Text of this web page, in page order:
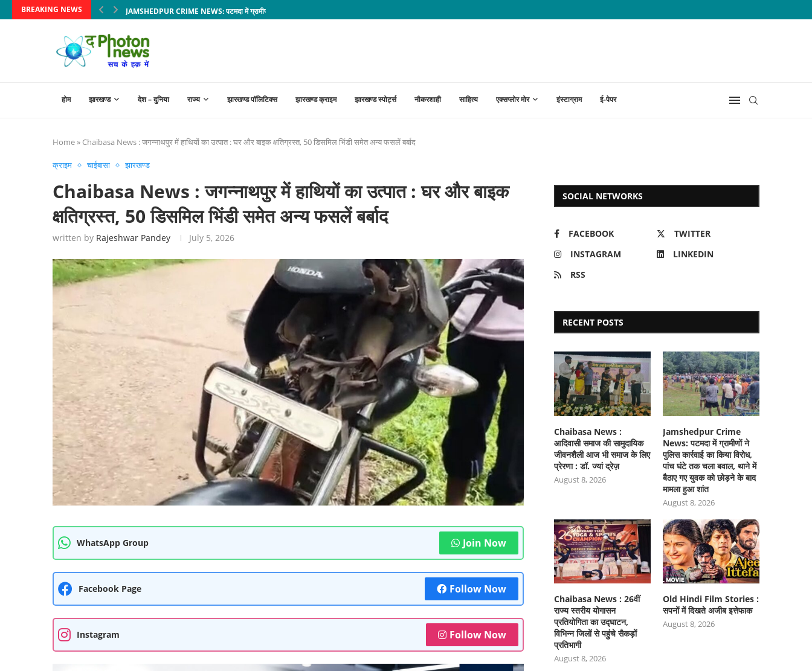
BREAKING NEWS JAMSHEDPUR CRIME NEWS: पटमदा में ग्रामीणों ने पुलिस कार्रवाई का किया विरोध, पांच घंटे तक...
होम झारखण्ड देश – दुनिया राज्य झारखण्ड पॉलिटिक्स झारखण्ड क्राइम झारखण्ड स्पोर्ट्स नौकरशाही साहित्य एक्सप्लोर मोर इंस्टाग्राम ई-पेपर
Home» Chaibasa News : जगन्नाथपुर में हाथियों का उत्पात : घर और बाइक क्षतिग्रस्त, 50 डिसमिल भिंडी समेत अन्य फसलें बर्बाद
क्राइम चाईबासा झारखण्ड
Chaibasa News : जगन्नाथपुर में हाथियों का उत्पात : घर और बाइक
क्षतिग्रस्त, 50 डिसमिल भिंडी समेत अन्य फसलें बर्बाद
written by Rajeshwar Pandey July 5, 2026
WhatsApp Group Join Now
Facebook Page Follow Now
Instagram Follow Now
SOCIAL NETWORKS
FACEBOOK
TWITTER
INSTAGRAM
LINKEDIN
RSS
RECENT POSTS
Chaibasa News :
आदिवासी समाज की सामुदायिक
जीवनशैली आज भी समाज के लिए
प्रेरणा : डॉ. ज्यां द्रेज़
August 8, 2026
Jamshedpur Crime
News: पटमदा में ग्रामीणों ने
पुलिस कार्रवाई का किया विरोध,
पांच घंटे तक चला बवाल, थाने में
बैठाए गए युवक को छोड़ने के बाद
मामला हुआ शांत
August 8, 2026
Chaibasa News : 26वीं
राज्य स्तरीय योगासन
प्रतियोगिता का उद्घाटन,
विभिन्न जिलों से पहुंचे सैकड़ों
प्रतिभागी
August 8, 2026
Old Hindi Film Stories :
सपनों में दिखते अजीब इत्तेफाक
August 8, 2026